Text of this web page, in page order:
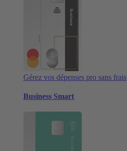
Gérez vos dépenses pro sans frais
Business Smart